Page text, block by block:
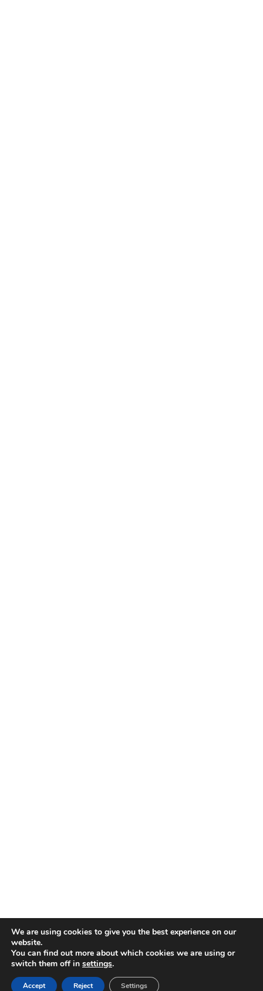
We are using cookies to give you the best experience on our
website.
You can find out more about which cookies we are using or
switch them off in settings.
Accept Reject Settings